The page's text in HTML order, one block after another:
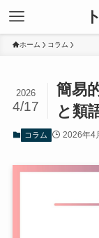
ホーム コラム
簡易
と類
2026
4/17
コラム 2026年4